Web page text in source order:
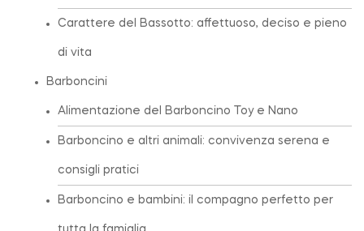
Carattere del Bassotto: affettuoso, deciso e pieno
di vita
Barboncini
Alimentazione del Barboncino Toy e Nano
Barboncino e altri animali: convivenza serena e
consigli pratici
Barboncino e bambini: il compagno perfetto per